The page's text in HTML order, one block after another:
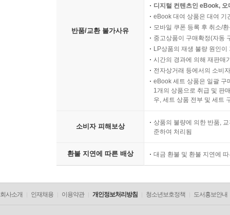
반품/교환 불가사유
디지털 컨텐츠인 eBook,
eBook 대여 상품은 대여 기
모바일 쿠폰 등록 후 취소/
중고상품이 구매확정(자동
LP상품의 재생 불량 원인
시간의 경과에 의해 재판매
전자상거래 등에서의 소비
eBook 세트 상품은 일괄 구
1개의 상품으로 취급 및 판
우, 세트 상품 전부 및 세트
소비자 피해보상
상품의 불량에 의한 반품,
준하여 처리됨
환불 지연에 따른 배상 대금 환불 및 환불 지연에
회사소개 인재채용 이용약관 개인정보처리방침 청소년보호정책 도서홍보안내